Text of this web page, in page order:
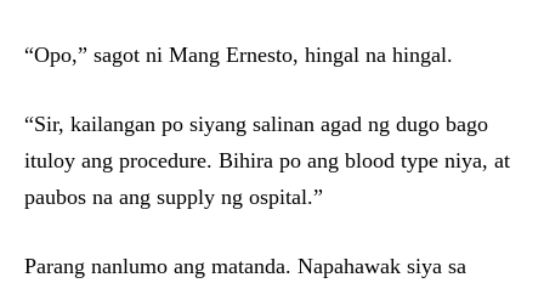
“Opo,” sagot ni Mang Ernesto, hingal na hingal.
“Sir, kailangan po siyang salinan agad ng dugo bago
ituloy ang procedure. Bihira po ang blood type niya, at
paubos na ang supply ng ospital.”
Parang nanlumo ang matanda. Napahawak siya sa